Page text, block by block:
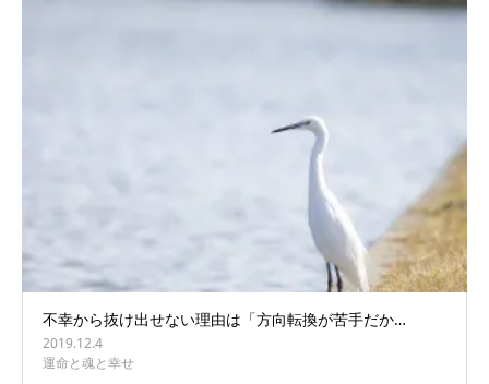
不幸から抜け出せない理由は「方向転換が苦手だか…
2019.12.4
運命と魂と幸せ